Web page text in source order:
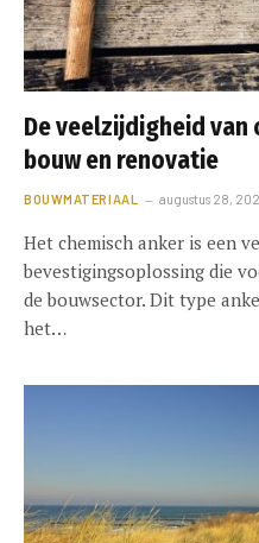
De veelzijdigheid van
bouw en renovatie
BOUWMATERIAAL augustus 28,
Het chemisch anker is een
bevestigingsoplossing die
de bouwsector. Dit type
het…